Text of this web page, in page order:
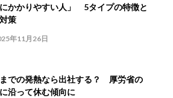
かかりやすい人」 5タイプの特徴と
策
年11月26日
での発熱なら出社する？ 厚労省の
沿って休む傾向に